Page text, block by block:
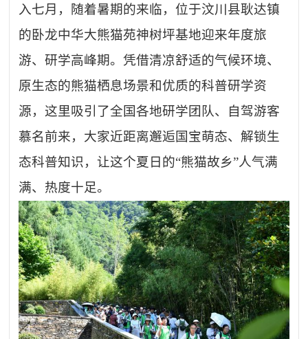
入七月，随着暑期的来临，位于汶川县耿达镇
的卧龙中华大熊猫苑神树坪基地迎来年度旅
游、研学高峰期。凭借清凉舒适的气候环境、
原生态的熊猫栖息场景和优质的科普研学资
源，这里吸引了全国各地研学团队、自驾游客
慕名前来，大家近距离邂逅国宝萌态、解锁生
态科普知识，让这个夏日的“熊猫故乡”人气满
满、热度十足。